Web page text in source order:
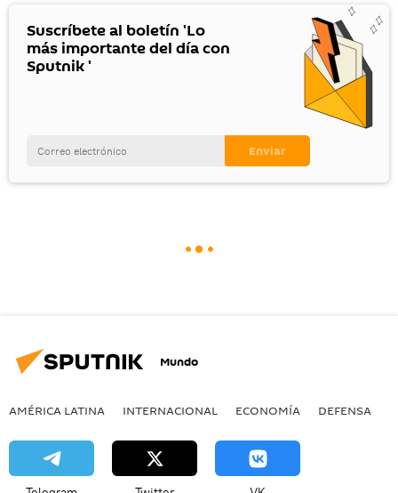
Suscríbete al boletín 'Lo
más importante del día con
Sputnik '
Mundo
AMÉRICA LATINA INTERNACIONAL ECONOMÍA DEFENSA